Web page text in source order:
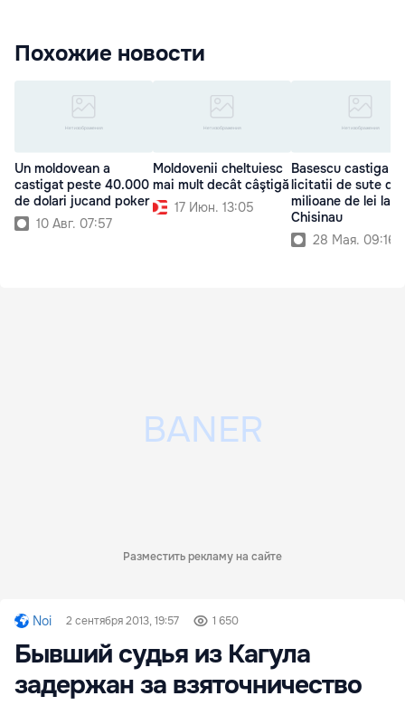
Похожие новости
Un moldovean a
castigat peste 40.000
de dolari jucand poker
10 Авг. 07:57
Moldovenii cheltuiesc
mai mult decât câştigă
17 Июн. 13:05
Basescu castiga
licitatii de sute de
milioane de lei la
Chisinau
28 Мая. 09:16
Разместить рекламу на сайте
Noi 2 сентября 2013, 19:57 1 650
Бывший судья из Кагула
задержан за взяточничество